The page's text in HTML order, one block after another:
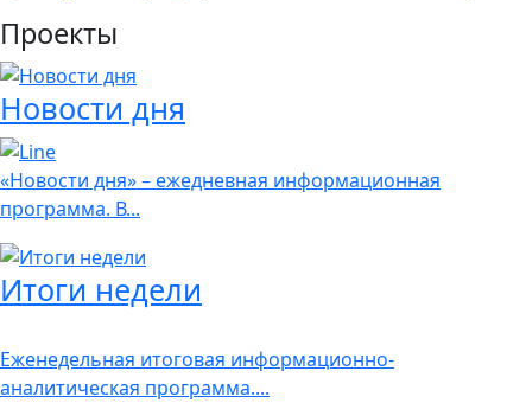
Проекты
Новости дня
«Новости дня» – ежедневная информационная
программа. В...
Итоги недели
Еженедельная итоговая информационно-
аналитическая программа....